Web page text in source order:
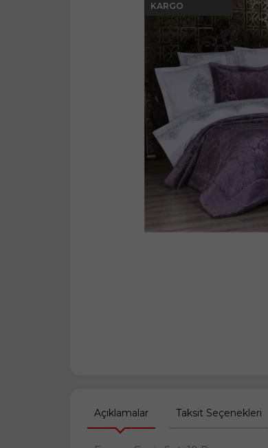
KARGO
Açıklamalar Taksit Seçenekleri